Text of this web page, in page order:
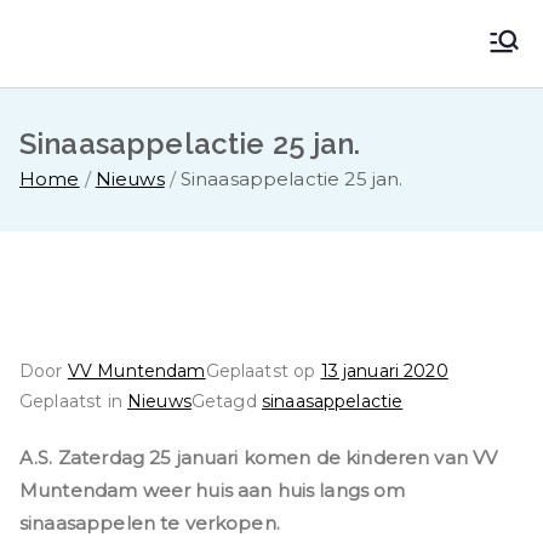
VV Muntendam
Sinaasappelactie 25 jan.
Home Nieuws Sinaasappelactie 25 jan.
Door VV MuntendamGeplaatst op 13 januari 2020
Geplaatst in NieuwsGetagd sinaasappelactie
A.S. Zaterdag 25 januari komen de kinderen van VV
Muntendam weer huis aan huis langs om
sinaasappelen te verkopen.